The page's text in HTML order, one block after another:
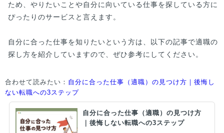
ため、やりたいことや自分に向いている仕事を探している方に
ぴったりのサービスと言えます。
自分に合った仕事を知りたいという方は、以下の記事で適職の
探し方を紹介していますので、ぜひ参考にしてください。
合わせて読みたい： 自分に合った仕事（適職）の見つけ方｜後悔し
ない転職への3ステップ
自分に合った仕事（適職）の見つけ方
｜後悔しない転職への3ステップ